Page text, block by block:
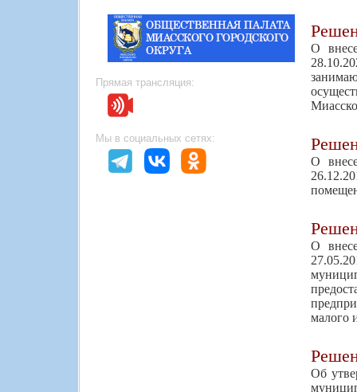
Прямая трансляция:
Мы в социальных сетях:
О
О
О
малого
Об